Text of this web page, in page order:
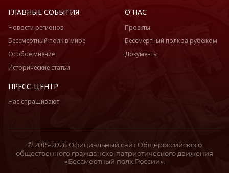
ГЛАВНЫЕ СОБЫТИЯ
Новости регионов
Бессмертный полк в мире
Особое мнение
Исторические статьи
О НАС
Проекты
Бессмертный полк за рубежом
Документы
ПРЕСС-ЦЕНТР
Нас спрашивают
© 2015-2026 Официальный сайт Общероссийского
общественного гражданско-патриотического движения
«Бессмертный полк России».